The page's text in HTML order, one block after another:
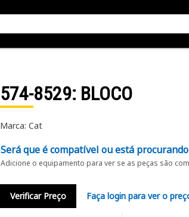
574-8529: BLOCO
Marca: Cat
Será que é compatível ou está
Adicione o equipamento para ver se as peças são
Verificar Preço Faça login para ver o